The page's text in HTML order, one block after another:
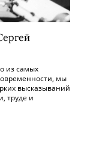
из самых
мы
высказываний
труде и